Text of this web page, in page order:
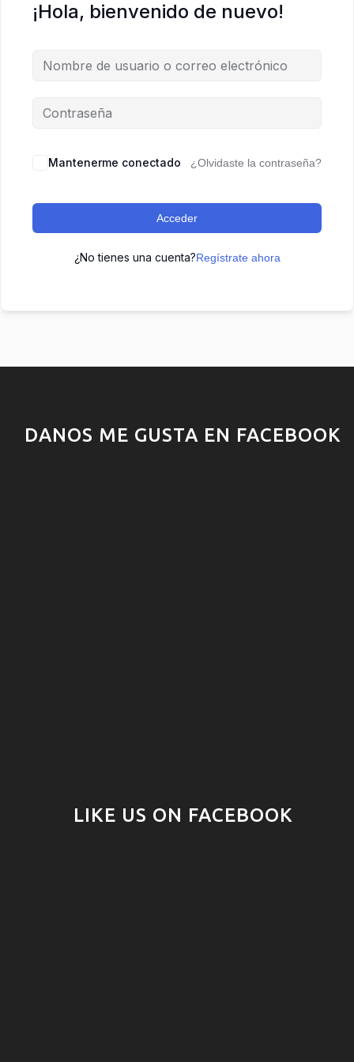
¡Hola, bienvenido de nuevo!
Mantenerme conectado ¿Olvidaste la contraseña?
Acceder
¿No tienes una cuenta?Regístrate ahora
DANOS ME GUSTA EN FACEBOOK
LIKE US ON FACEBOOK